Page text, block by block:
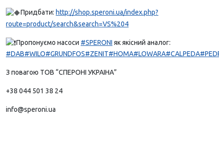
Придбати: http://shop.speroni.ua/index.php?
route=product/search&search=VS%204
Пропонуємо насоси #SPERONI як якісний аналог:
#DAB#WILO#GRUNDFOS#ZENIT#HOMA#LOWARA#CALPEDA
З повагою ТОВ “СПЕРОНІ УКРАІНА”
+38 044 501 38 24
info@speroni.ua